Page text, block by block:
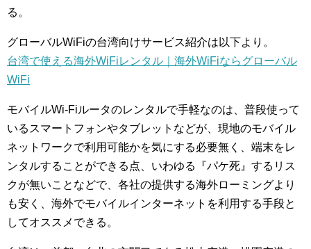
る。
グローバルWiFiの台湾向けサービス紹介は以下より。
台湾で使える海外WiFiレンタル｜海外WiFiならグローバル
WiFi
モバイルWi-Fiルータのレンタルで手軽なのは、普段使って
いるスマートフォンやタブレットなどが、現地のモバイル
ネットワークで利用可能かを気にする必要無く、端末をレ
ンタルすることができる点、いわゆる『パケ死』するリス
クが無いことなどで、各社の提供する海外ローミングより
も安く、海外でモバイルインターネットを利用する手段と
してオススメできる。